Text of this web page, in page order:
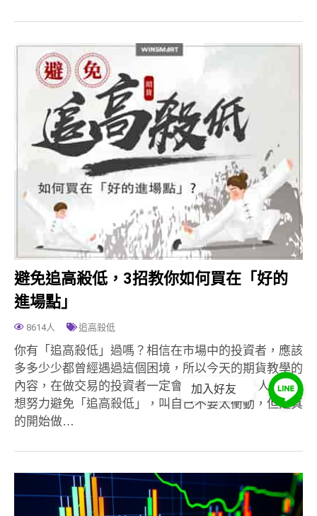
避免追高殺低，3招教你如何買在「好的
進場點」
8614人 追高殺低
你有「追高殺低」過嗎？相信在市場中的投資者，應該
多多少少都曾經遇過這個困境，所以今天的期貨教學的
內容，在做交易的投資者一定會非常感興趣。 人人都
想努力避免「追高殺低」，叫自己不要太衝動，但是真
的開始做…
加入好友